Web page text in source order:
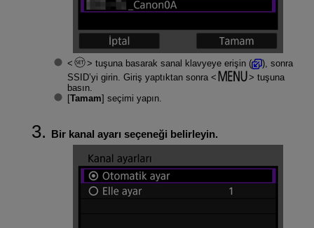
tuşuna basarak sanal klavyeye erişin (
), sonra
SSID’yi girin. Giriş yaptıktan sonra
tuşuna
basın.
[Tamam] seçimi yapın.
Bir kanal ayarı seçeneği belirleyin.